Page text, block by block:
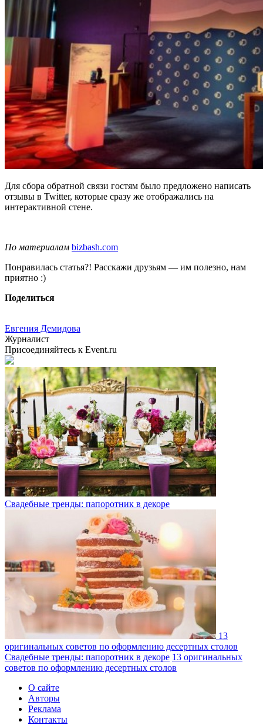
Для сбора обратной связи гостям было предложено написать
отзывы в Twitter, которые сразу же отображались на
интерактивной стене.
По материалам bizbash.com
Понравилась статья?! Расскажи друзьям — им полезно, нам
приятно :)
Поделиться
Евгения Демидова
Журналист
Присоединяйтесь к Event.ru
Свадебные тренды: папоротник в декоре
13
оригинальных советов по оформлению десертных столов
Свадебные тренды: папоротник в декоре 13 оригинальных
советов по оформлению десертных столов
О сайте
Авторы
Реклама
Контакты